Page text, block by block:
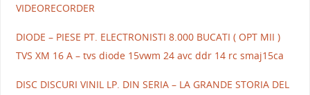
VIDEORECORDER
DIODE – PIESE PT. ELECTRONISTI 8.000 BUCATI ( OPT MII )
TVS XM 16 A – tvs diode 15vwm 24 avc ddr 14 rc smaj15ca
DISC DISCURI VINIL LP. DIN SERIA – LA GRANDE STORIA DEL